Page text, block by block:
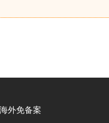
海外免备案